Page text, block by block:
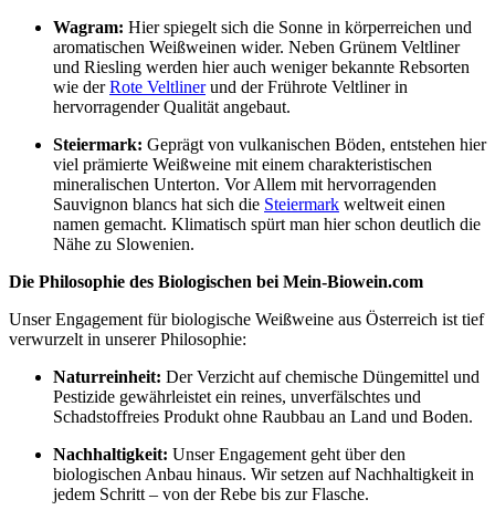
Wagram: Hier spiegelt sich die Sonne in körperreichen und
aromatischen Weißweinen wider. Neben Grünem Veltliner
und Riesling werden hier auch weniger bekannte Rebsorten
wie derRote Veltlinerund der Frührote Veltliner in
hervorragender Qualität angebaut.
Steiermark: Geprägt von vulkanischen Böden, entstehen hier
viel prämierte Weißweine mit einem charakteristischen
mineralischen Unterton. Vor Allem mit hervorragenden
Sauvignon blancs hat sich die Steiermark weltweit einen
namen gemacht. Klimatisch spürt man hier schon deutlich die
Nähe zu Slowenien.
Die Philosophie des Biologischen bei Mein-Biowein.com
Unser Engagement für biologische Weißweine aus Österreich ist tief
verwurzelt in unserer Philosophie:
Naturreinheit: Der Verzicht auf chemische Düngemittel und
Pestizide gewährleistet ein reines, unverfälschtes und
Schadstoffreies Produkt ohne Raubbau an Land und Boden.
Nachhaltigkeit: Unser Engagement geht über den
biologischen Anbau hinaus. Wir setzen auf Nachhaltigkeit in
jedem Schritt – von der Rebe bis zur Flasche.